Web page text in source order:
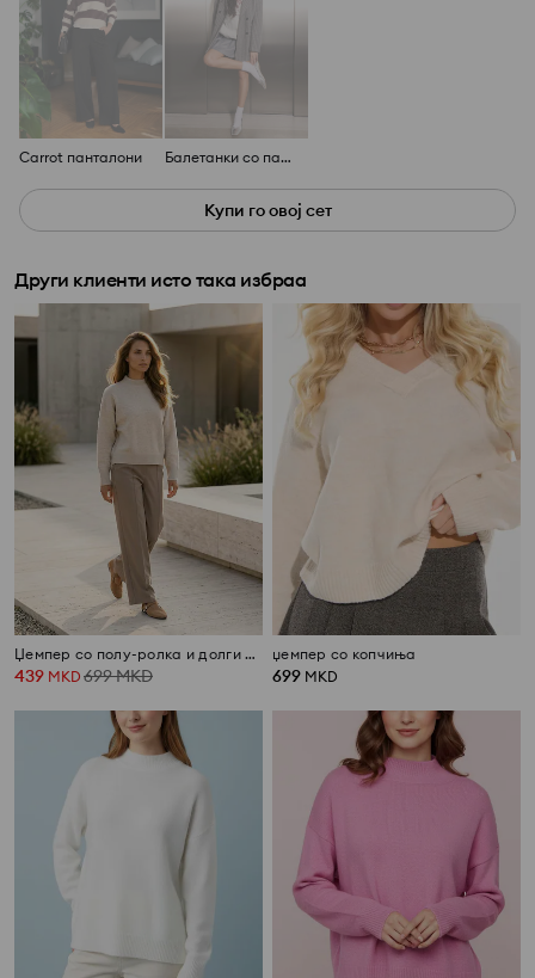
Carrot панталони Балетанки со панделка
Купи го овој сет
Други клиенти исто така избраа
Џемпер со полу-ролка и долги ракави со мешавина волна
439 MKD 699MKD
џемпер со копчиња
699 MKD